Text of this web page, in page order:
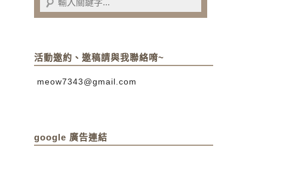
活動邀約、邀稿請與我聯絡唷~
meow7343@gmail.com
google 廣告連結